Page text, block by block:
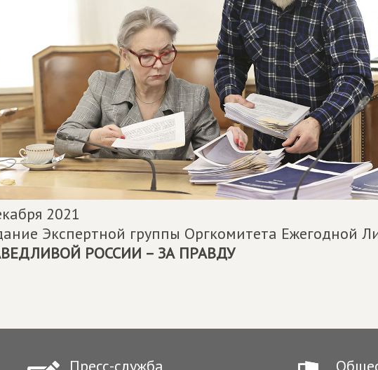
2021
Экспертной группы Оргкомитета Ежегодной
РОССИИ – ЗА ПРАВДУ
Пресс-служба